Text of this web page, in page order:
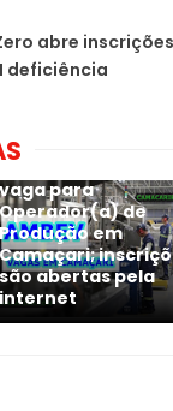
abre
deficiência
vaga para
Operador(a) de
Produção em
Camaçari;
são abertas pela
internet